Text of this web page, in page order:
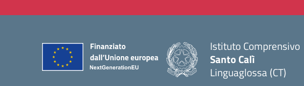
Istituto Comprensivo
Santo Calì
Linguaglossa (CT)